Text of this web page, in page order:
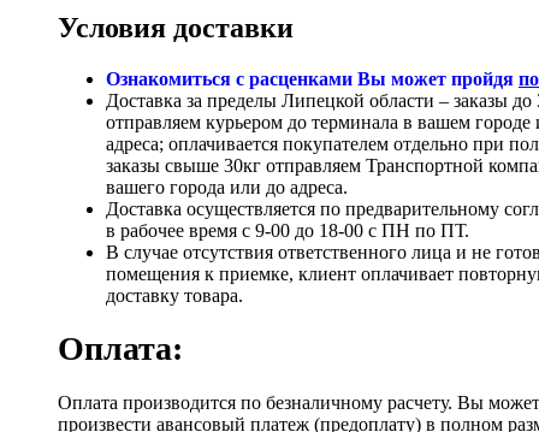
Условия доставки
Ознакомиться с расценками Вы может пройдя
Доставка за пределы Липецкой области – заказы до
отправляем курьером до терминала в вашем городе
адреса; оплачивается покупателем отдельно при
заказы свыше 30кг отправляем Транспортной
вашего города или до адреса.
Доставка осуществляется по предварительному
в рабочее время с 9-00 до 18-00 с ПН по ПТ.
В случае отсутствия ответственного лица и не
помещения к приемке, клиент оплачивает
доставку товара.
Оплата:
Оплата производится по безналичному расчету. Вы
произвести авансовый платеж (предоплату) в полном